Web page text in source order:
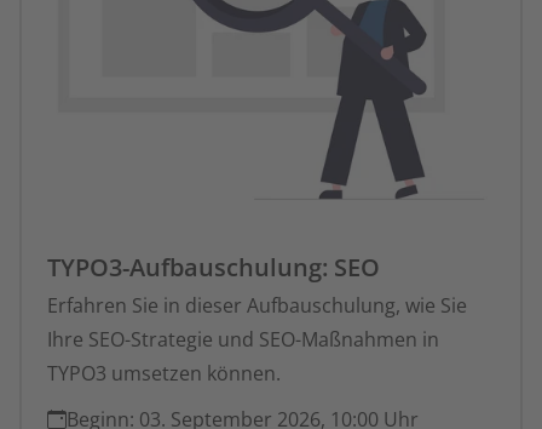
TYPO3-Aufbauschulung: SEO
Erfahren Sie in dieser Aufbauschulung, wie Sie
Ihre SEO-Strategie und SEO-Maßnahmen in
TYPO3 umsetzen können.
Beginn: 03. September 2026, 10:00 Uhr